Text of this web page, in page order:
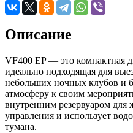
Описание
VF400 EP — это
идеально подходящая для
небольших ночных клубов и
атмосферу к своим
внутренним резервуаром
управления и использует
тумана.